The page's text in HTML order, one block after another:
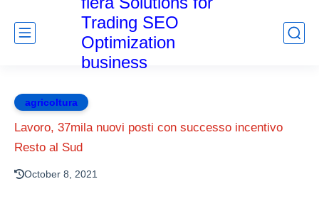
Trading SEO
Optimization
business
agricoltura
Lavoro, 37mila nuovi posti con successo incentivo
Resto al Sud
October 8, 2021